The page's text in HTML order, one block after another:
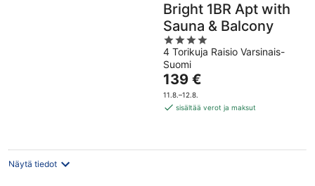
Bright 1BR Apt with
Sauna & Balcony
4
out
of
5
4 Torikuja Raisio Varsinais-
Suomi
Hinta
on
139 €
139 €
11.8.–12.8.
sisältää verot ja maksut
Näytä tiedot